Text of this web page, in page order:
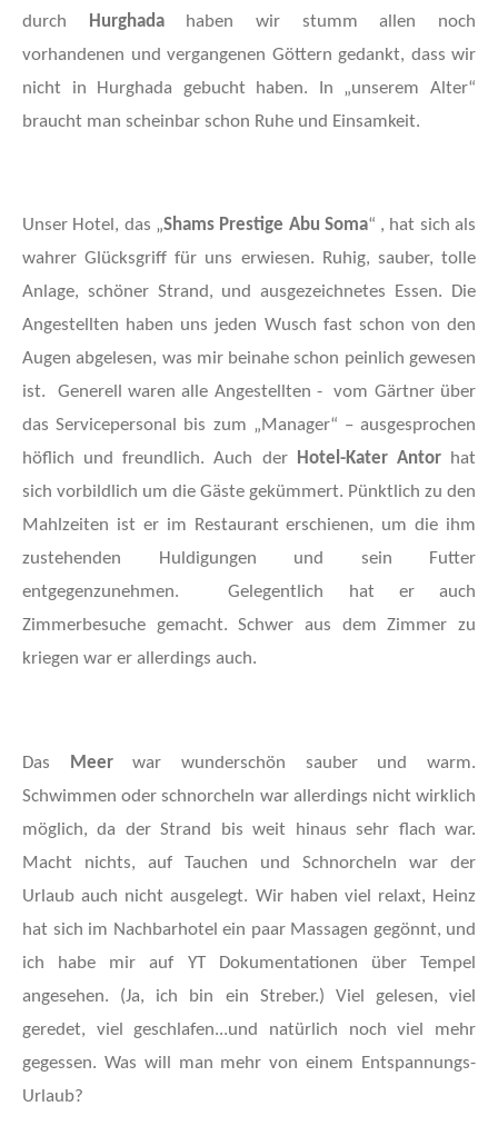
durch
Hurghadahaben wir stumm allen noch
vorhandenen und vergangenen Göttern gedankt, dass wir
nicht in Hurghada gebucht haben. In „unserem Alter“
braucht man scheinbar schon Ruhe und Einsamkeit.
Unser Hotel, das „Shams Prestige Abu Soma“ , hat sich als
wahrer Glücksgriff für uns erwiesen. Ruhig, sauber, tolle
Anlage, schöner Strand, und ausgezeichnetes Essen. Die
Angestellten haben uns jeden Wusch fast schon von den
Augen abgelesen, was mir beinahe schon peinlich gewesen
ist. Generell waren alle Angestellten - vom Gärtner über
das Servicepersonal bis zum „Manager“ – ausgesprochen
höflich und freundlich. Auch der Hotel-Kater Antorhat
sich vorbildlich um die Gäste gekümmert. Pünktlich zu den
Mahlzeiten ist er im Restaurant erschienen, um die ihm
zustehenden Huldigungen und sein Futter
entgegenzunehmen. Gelegentlich hat er auch
Zimmerbesuche gemacht. Schwer aus dem Zimmer zu
kriegen war er allerdings auch.
Das Meerwar wunderschön sauber und warm.
Schwimmen oder schnorcheln war allerdings nicht wirklich
möglich, da der Strand bis weit hinaus sehr flach war.
Macht nichts, auf Tauchen und Schnorcheln war der
Urlaub auch nicht ausgelegt. Wir haben viel relaxt, Heinz
hat sich im Nachbarhotel ein paar Massagen gegönnt, und
ich habe mir auf YT Dokumentationen über Tempel
angesehen. (Ja, ich bin ein Streber.) Viel gelesen, viel
geredet, viel geschlafen...und natürlich noch viel mehr
gegessen. Was will man mehr von einem Entspannungs-
Urlaub?